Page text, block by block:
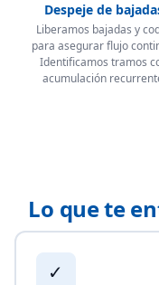
Despeje de
Liberamos bajadas y
para asegurar flujo
Identificamos tramos
acumulación
Lo que te
✓